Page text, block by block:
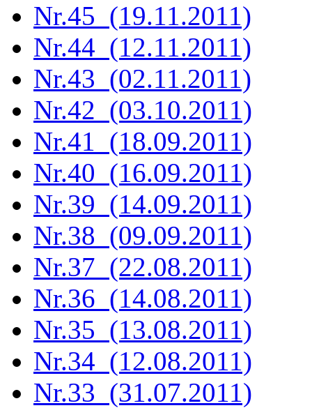
Nr.45 (19.11.2011)
Nr.44 (12.11.2011)
Nr.43 (02.11.2011)
Nr.42 (03.10.2011)
Nr.41 (18.09.2011)
Nr.40 (16.09.2011)
Nr.39 (14.09.2011)
Nr.38 (09.09.2011)
Nr.37 (22.08.2011)
Nr.36 (14.08.2011)
Nr.35 (13.08.2011)
Nr.34 (12.08.2011)
Nr.33 (31.07.2011)